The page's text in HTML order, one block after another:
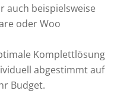
auch beispielsweise
oder Woo
Komplettlösung
abgestimmt auf
Budget.